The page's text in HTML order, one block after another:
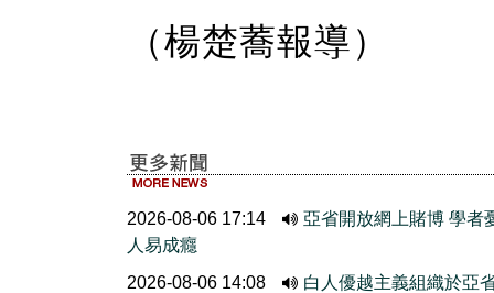
（楊楚蕎報導）
2026-08-06 17:14
亞省開放網上賭博 學者
人易成癮
2026-08-06 14:08
白人優越主義組織於亞